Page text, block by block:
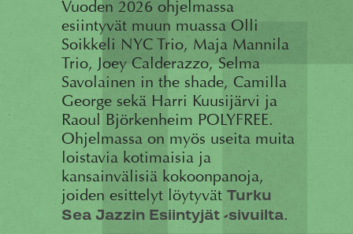
Vuoden 2026 ohjelmassa
esiintyvät muun muassa Olli
Soikkeli NYC Trio, Maja Mannila
Trio, Joey Calderazzo, Selma
Savolainen in the shade, Camilla
George sekä Harri Kuusijärvi ja
Raoul Björkenheim POLYFREE.
Ohjelmassa on myös useita muita
loistavia kotimaisia ja
kansainvälisiä kokoonpanoja,
joiden esittelyt löytyvät Turku
Sea Jazzin Esiintyjät -sivuilta.